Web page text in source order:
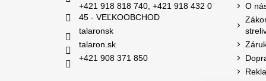
+421 918 818 740, +421 918 432 0
45 - VEĽKOOBCHOD
talaronsk
talaron.sk
+421 908 371 850
O